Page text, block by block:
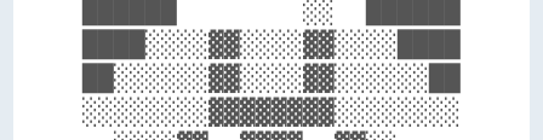
██████        ░░  ██████
████░░░░▓▓░░░░▓▓░░░░████
██░░░░░░▓▓░░░░▓▓░░░░░░██
░░░░░░░░▓▓▓▓▓▓▓▓░░░░░░░░